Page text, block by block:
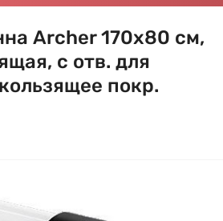
Archer 170х80 см,
с отв. для
покр.